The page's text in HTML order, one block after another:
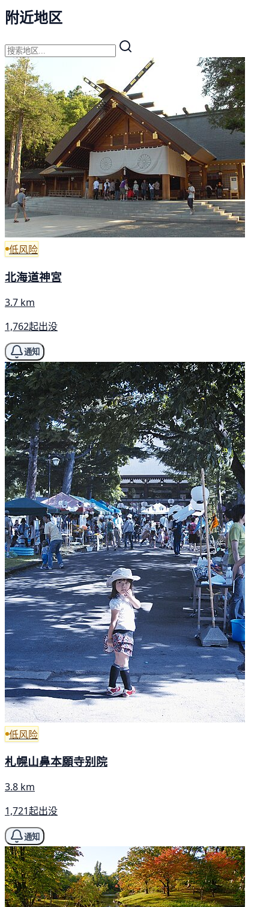
附近地区
低风险
北海道神宮
3.7 km
1,762起出没
通知
低风险
札幌山鼻本願寺别院
3.8 km
1,721起出没
通知